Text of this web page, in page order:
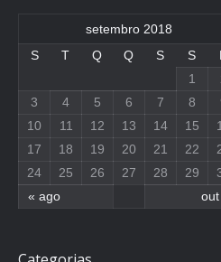
setembro 2018
S
T Q Q S S
« ago
1
3
4 5 6 7 8
10
11 12 13 14 15
17
18 19 20 21 22
24
25 26 27 28 29